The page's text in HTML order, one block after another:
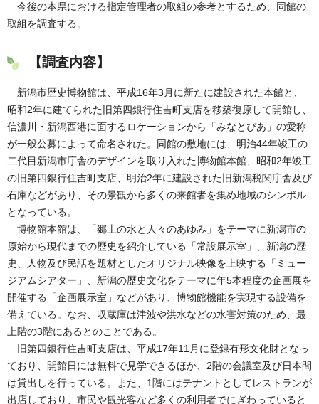
今後の本県における指定管理者の取組の参考とするため、同館の
取組を調査する。
【調査内容】
新潟市歴史博物館は、平成16年3月に新たに建設された本館と、
昭和2年に建てられた旧第四銀行住吉町支店を移築復原して開館し、
信濃川・新潟西港に面するロケーションから「みなとぴあ」の愛称
が一般公募によって命名された。同館の敷地には、明治44年竣工の
二代目新潟市庁舎のデザインを取り入れた博物館本館、昭和2年竣工
の旧第四銀行住吉町支店、明治2年に建設された旧新潟税関庁舎及び
石庫などがあり、その景観から多くの来館者を集め地域のシンボル
となっている。
博物館本館は、「郷土の水と人々のあゆみ」をテーマに新潟市の
原始から現代までの歴史を紹介している「常設展示室」、新潟の歴
史、人物及び民話を題材としたオリジナル映像を上映する「ミュー
ジアムシアター」、新潟の歴史文化をテーマに年5本程度の企画展を
開催する「企画展示室」などがあり、博物館機能を実現する設備を
備えている。なお、収蔵庫は津波や洪水などの水害対策のため、最
上階の3階にあるとのことである。
旧第四銀行住吉町支店は、平成17年11月に登録有形文化財となっ
ており、開館日には無料で見学できるほか、2階の会議室及び日本間
は貸出しを行っている。また、1階にはテナントとしてレストランが
出店しており、市民や観光客など多くの利用者でにぎわっていると